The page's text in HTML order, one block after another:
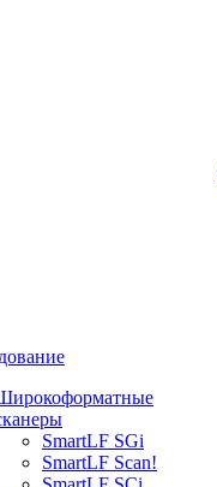
SmartLF SGi
SmartLF Scan!